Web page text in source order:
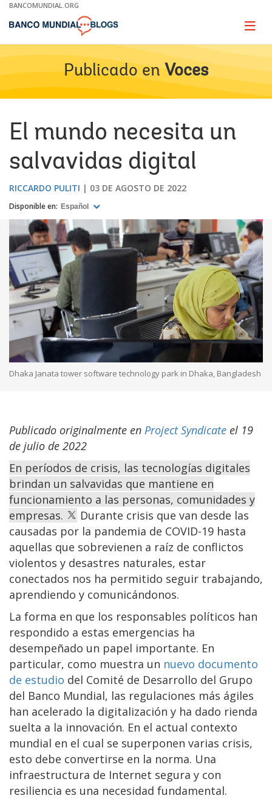
Skip
Main
BANCOMUNDIAL.ORG
Page
Publicado en Voces
El mundo necesita un
salvavidas digital
RICCARDO PULITI 03 DE AGOSTO DE 2022
Disponible en: Español
Dhaka Janata tower software technology park in Dhaka, Bangladesh
Publicado originalmente en Project Syndicate el 19
de julio de 2022
En períodos de crisis, las tecnologías digitales
brindan un salvavidas que mantiene en
funcionamiento a las personas, comunidades y
empresas.
Durante crisis que van desde las
causadas por la pandemia de COVID-19 hasta
aquellas que sobrevienen a raíz de conflictos
violentos y desastres naturales, estar
conectados nos ha permitido seguir trabajando,
aprendiendo y comunicándonos.
La forma en que los responsables políticos han
respondido a estas emergencias ha
desempeñado un papel importante. En
particular, como muestra un nuevo documento
de estudio del Comité de Desarrollo del Grupo
del Banco Mundial, las regulaciones más ágiles
han acelerado la digitalización y ha dado rienda
suelta a la innovación. En el actual contexto
mundial en el cual se superponen varias crisis,
esto debe convertirse en la norma. Una
infraestructura de Internet segura y con
resiliencia es una necesidad fundamental.